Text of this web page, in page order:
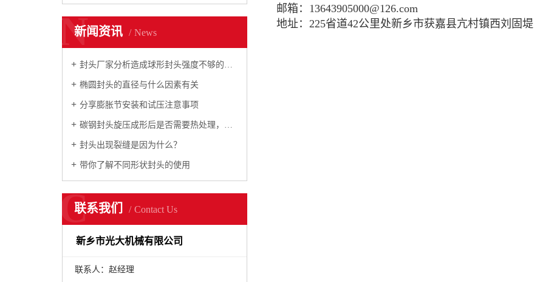
新闻资讯 News
N
封头厂家分析造成球形封头强度不够的原因
椭圆封头的直径与什么因素有关
分享膨胀节安装和试压注意事项
碳钢封头旋压成形后是否需要热处理，如何规定的？
封头出现裂缝是因为什么？
带你了解不同形状封头的使用
联系我们 Contact Us
C
新乡市光大机械有限公司
联系人：赵经理
邮箱：13643905000@126.com
地址：225省道42公里处新乡市获嘉县亢村镇西刘固堤